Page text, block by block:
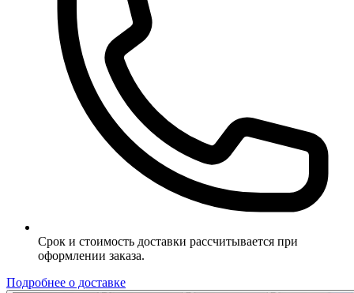
Срок и стоимость доставки рассчитывается при
оформлении заказа.
Подробнее о доставке